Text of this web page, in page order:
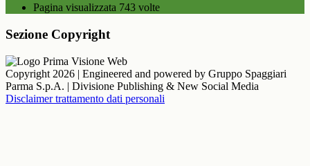
Pagina visualizzata 743 volte
Sezione Copyright
Copyright 2026 | Engineered and powered by Gruppo Spaggiari
Parma S.p.A. | Divisione Publishing & New Social Media
Disclaimer trattamento dati personali